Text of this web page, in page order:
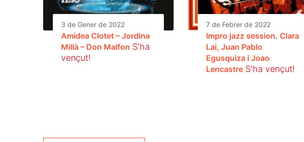
3 de Gener de 2022
Amidea Clotet – Jordina
Millà – Don Malfon S'ha
vençut!
7 de Febrer de 2022
Impro jazz session. Clara
Lai, Juan Pablo
Egusquiza i Joao
Lencastre S'ha vençut!